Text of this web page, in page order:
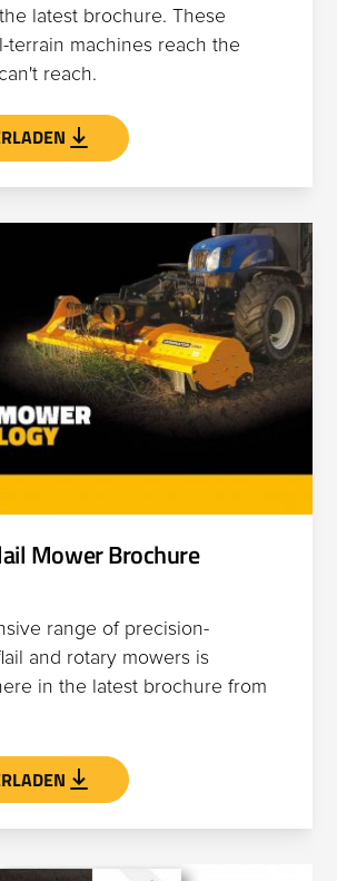
latest brochure. These
terrain machines reach the
reach.
Mower Brochure
range of precision-
and rotary mowers is
in the latest brochure from